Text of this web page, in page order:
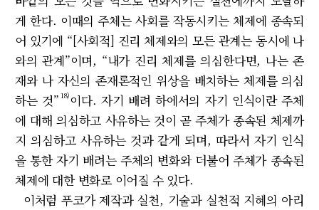
게 한다. 이때의 주체는 사회를 작동시키는 체제에 종속되
어 있기에 “[사회적] 진리 체제와의 모든 관계는 동시에 나
와의 관계”이며, “내가 진리 체제를 의심한다면, 나는 존
재와 나 자신의 존재론적인 위상을 배치하는 체제를 의심
하는 것” 18)이다. 자기 배려 하에서의 자기 인식이란 주체
에 대해 의심하고 사유하는 것이 곧 주체가 종속된 체제까
지 의심하고 사유하는 것과 같게 되며, 따라서 자기 인식
을 통한 자기 배려는 주체의 변화와 더불어 주체가 종속된
체제에 대한 변화로 이어질 수 있다.
이처럼 푸코가 제작과 실천, 기술과 실천적 지혜의 아리